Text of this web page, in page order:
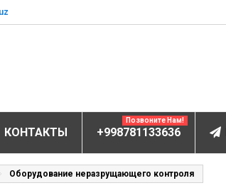
КОНТАКТЫ +998781133636
Позвоните Нам!
Оборудование неразрущающего контроля